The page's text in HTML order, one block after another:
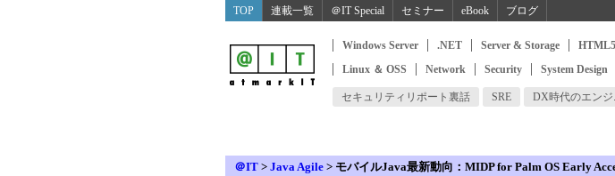
TOP 連載一覧 ＠IT Special セミナー eBook ブログ
Windows Server .NET Server & Storage
Linux ＆ OSS
Network Security System Design
セキュリティリポート裏話 SRE DX時代のエンジ
＠IT > Java Agile > モバイルJava最新動向：MIDP for Palm OS Early